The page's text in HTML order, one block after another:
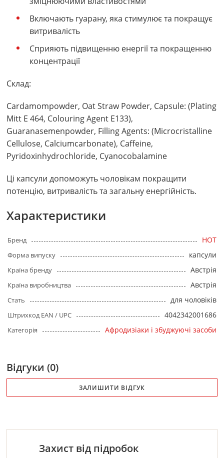
Включають гуарану, яка стимулює та покращує
витривалість
Сприяють підвищенню енергії та покращенню
концентрації
Склад:
Cardamompowder, Oat Straw Powder, Capsule: (Plating
Mitt E 464, Colouring Agent E133),
Guaranasemenpowder, Filling Agents: (Microcristalline
Cellulose, Calciumcarbonate), Caffeine,
Pyridoxinhydrochloride, Cyanocobalamine
Ці капсули допоможуть чоловікам покращити
потенцію, витривалість та загальну енергійність.
Характеристики
Бренд HOT
Форма випуску капсули
Країна бренду Австрія
Країна виробництва Австрія
Стать для чоловіків
Штрихкод EAN / UPC 4042342001686
Категорія Афродизіаки і збуджуючі засоби
Відгуки (0)
ЗАЛИШИТИ ВІДГУК
Захист від підробок